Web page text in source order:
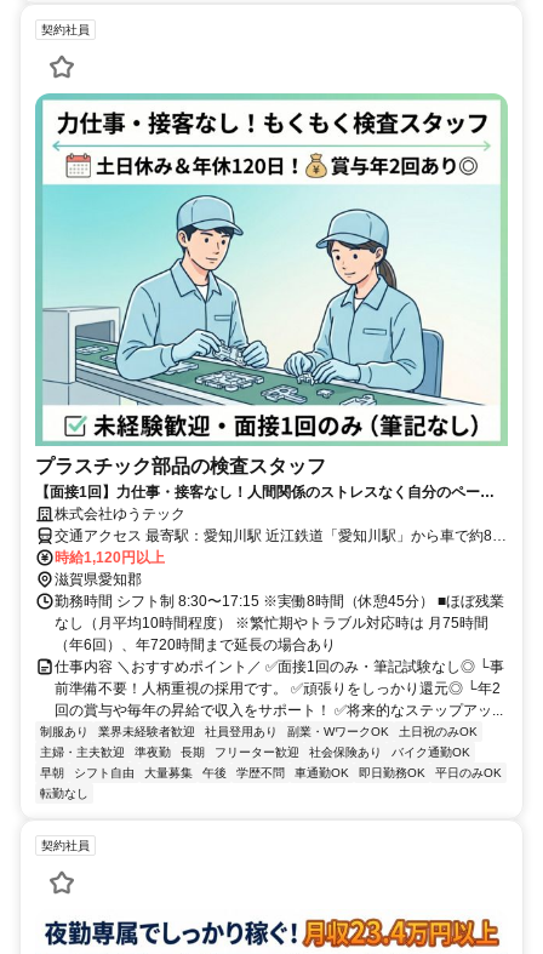
契約社員
プラスチック部品の検査スタッフ
【面接1回】力仕事・接客なし！人間関係のストレスなく自分のペース
で働けます。 土日休み・年休120日・昇給・賞与年2回。安心して長く
働ける好待遇◎
株式会社ゆうテック
交通アクセス 最寄駅：愛知川駅 近江鉄道「愛知川駅」から車で約8分
（徒歩30分） ■マイカー通勤OK ■無料駐車場あり
時給1,120円以上
滋賀県愛知郡
勤務時間 シフト制 8:30〜17:15 ※実働8時間（休憩45分） ■ほぼ残業
なし（月平均10時間程度） ※繁忙期やトラブル対応時は 月75時間
（年6回）、年720時間まで延長の場合あり
仕事内容 ＼おすすめポイント／ ✅面接1回のみ・筆記試験なし◎ └事
前準備不要！人柄重視の採用です。 ✅頑張りをしっかり還元◎ └年2
回の賞与や毎年の昇給で収入をサポート！ ✅将来的なステップアッ...
制服あり 業界未経験者歓迎 社員登用あり 副業・WワークOK
土日祝のみOK
主婦・主夫歓迎
準夜勤 長期 フリーター歓迎 社会保険あり
バイク通勤OK
早朝
シフト自由 大量募集 午後 学歴不問 車通勤OK 即日勤務OK
平日のみOK
転勤なし
契約社員